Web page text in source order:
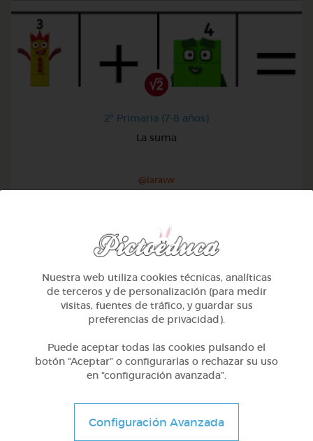
2º Primaria (7-8 años)
La suma
@Iaravw
Aprendiendo matematicas
Nuestra web utiliza cookies técnicas, analíticas
de terceros y de personalización (para medir
visitas, fuentes de tráfico, y guardar sus
preferencias de privacidad).
Puede aceptar todas las cookies pulsando el
botón “Aceptar” o configurarlas o rechazar su uso
en “configuración avanzada”.
Configuración Avanzada